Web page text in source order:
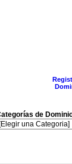
de